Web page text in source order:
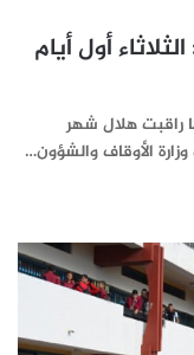
أول أيام
راقبت هلال شهر
الأوقاف والشؤون…